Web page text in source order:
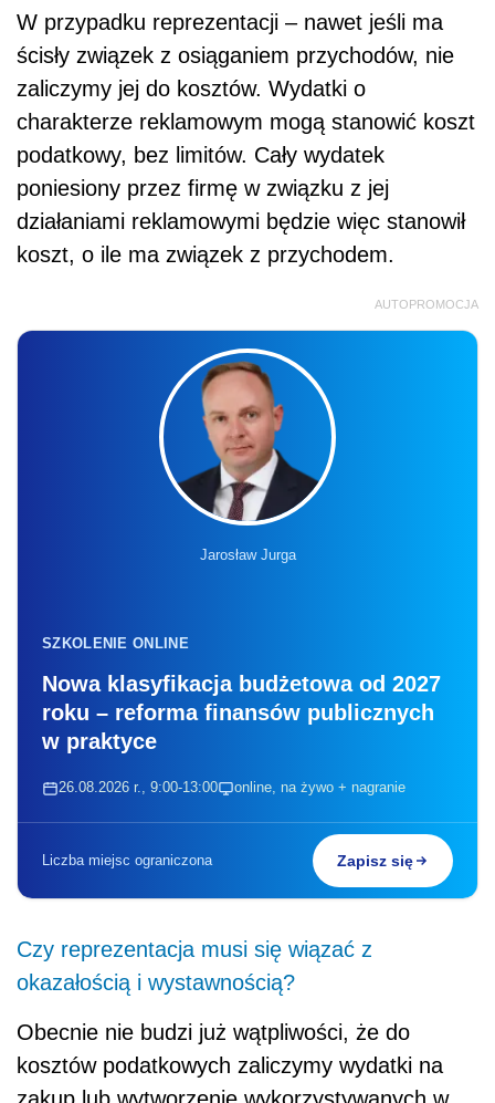
W przypadku reprezentacji – nawet jeśli ma
ścisły związek z osiąganiem przychodów, nie
zaliczymy jej do kosztów. Wydatki o
charakterze reklamowym mogą stanowić koszt
podatkowy, bez limitów. Cały wydatek
poniesiony przez firmę w związku z jej
działaniami reklamowymi będzie więc stanowił
koszt, o ile ma związek z przychodem.
AUTOPROMOCJA
Jarosław Jurga
SZKOLENIE ONLINE
Nowa klasyfikacja budżetowa od 2027
roku – reforma finansów publicznych
w praktyce
26.08.2026 r., 9:00-13:00 online, na żywo + nagranie
Liczba miejsc ograniczona Zapisz się
Czy reprezentacja musi się wiązać z
okazałością i wystawnością?
Obecnie nie budzi już wątpliwości, że do
kosztów podatkowych zaliczymy wydatki na